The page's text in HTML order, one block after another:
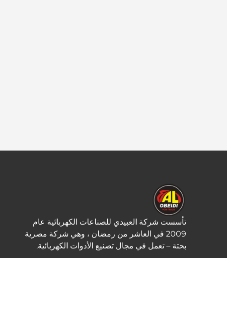
تأسست شركة العبيدي للصناعات الكهربائية عام
2009 في العاشر من رمضان ، وهي شركة مصرية
بحتة – تعمل في مجال تصنيع الأدوات الكهربائية.